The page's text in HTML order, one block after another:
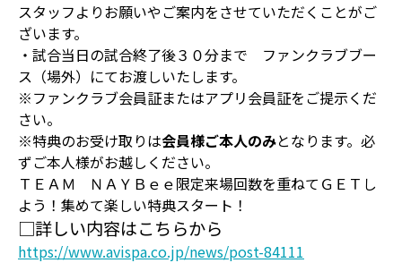
スタッフよりお願いやご案内をさせていただくことがご
ざいます。
・試合当日の試合終了後３０分まで ファンクラブブー
ス（場外）にてお渡しいたします。
※ファンクラブ会員証またはアプリ会員証をご提示くだ
さい。
※特典のお受け取りは会員様ご本人のみとなります。必
ずご本人様がお越しください。
ＴＥＡＭ ＮＡＹＢｅｅ限定来場回数を重ねてＧＥＴし
よう！集めて楽しい特典スタート！
□詳しい内容はこちらから
https://www.avispa.co.jp/news/post-84111